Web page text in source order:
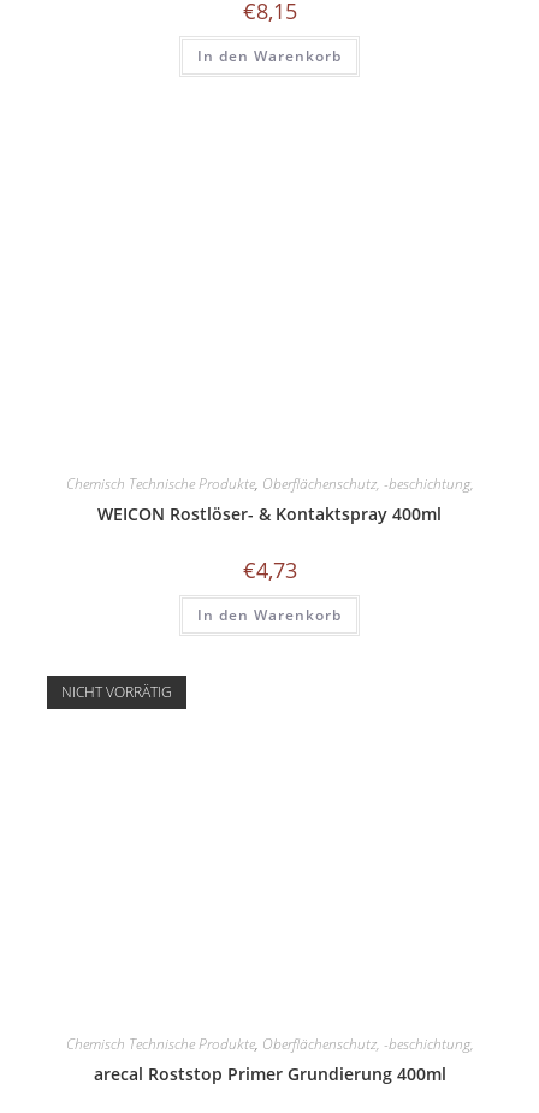
€8,15
In den Warenkorb
Chemisch Technische Produkte, Oberflächenschutz, -beschichtung,
WEICON Rostlöser- & Kontaktspray 400ml
€4,73
In den Warenkorb
NICHT VORRÄTIG
Chemisch Technische Produkte, Oberflächenschutz, -beschichtung,
arecal Roststop Primer Grundierung 400ml